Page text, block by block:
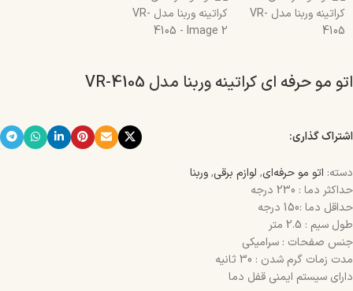
اتو مو حرفه ای کراتینه وربنا مدل VR-4105
اشتراک گذاری:
دسته: اتو مو حرفه‌ای, لوازم برقی,وربنا
حداکثر دما : 230 درجه
حداقل دما :150 درجه
طول سیم : 2.5 متر
جنس صفحات : سرامیکی
مدت زمات گرم شدن : 30 ثانیه
دارای سیستم ایمنی قفل دما